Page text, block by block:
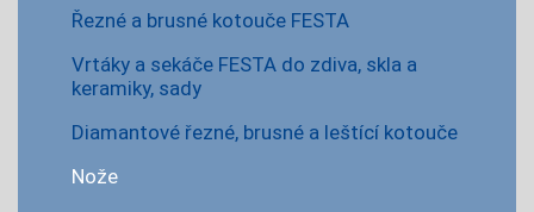
Řezné a brusné kotouče FESTA
Vrtáky a sekáče FESTA do zdiva, skla a
keramiky, sady
Diamantové řezné, brusné a leštící kotouče
Nože